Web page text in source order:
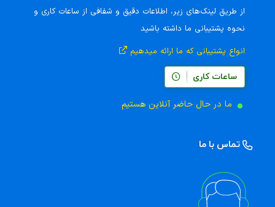
از طریق لینک‌های زیر، اطلاعات دقیق و شفافی از ساعات کاری و
نحوه پشتیبانی ما داشته باشید
انواع پشتیبانی که ما ارائه میدهیم
ساعات کاری
ما در حال حاضر آنلاین هستیم
تماس با ما